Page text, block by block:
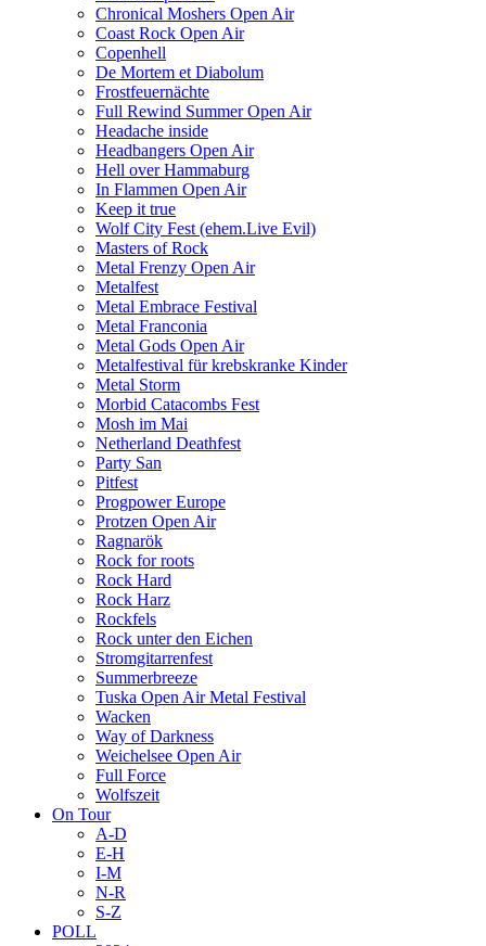
Chronical Moshers Open Air
Coast Rock Open Air
Copenhell
De Mortem et Diabolum
Frostfeuernächte
Full Rewind Summer Open Air
Headache inside
Headbangers Open Air
Hell over Hammaburg
In Flammen Open Air
Keep it true
Wolf City Fest (ehem.Live Evil)
Masters of Rock
Metal Frenzy Open Air
Metalfest
Metal Embrace Festival
Metal Franconia
Metal Gods Open Air
Metalfestival für krebskranke Kinder
Metal Storm
Morbid Catacombs Fest
Mosh im Mai
Netherland Deathfest
Party San
Pitfest
Progpower Europe
Protzen Open Air
Ragnarök
Rock for roots
Rock Hard
Rock Harz
Rockfels
Rock unter den Eichen
Stromgitarrenfest
Summerbreeze
Tuska Open Air Metal Festival
Wacken
Way of Darkness
Weichelsee Open Air
Full Force
Wolfszeit
On Tour
A-D
E-H
I-M
N-R
S-Z
POLL